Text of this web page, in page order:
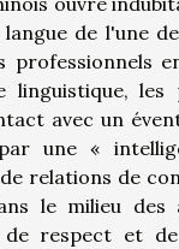
de l'une
professionnels
linguistique,
avec un
une «
relations de
le milieu des
respect et